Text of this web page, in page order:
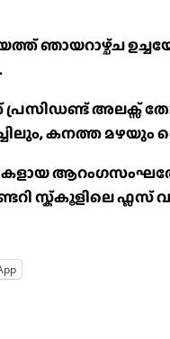
ഞായറാഴ്ച്ച
അലക്സ്
കനത്ത മഴയും
സ്ക്കൂളിലെ ഫ്ലസ്